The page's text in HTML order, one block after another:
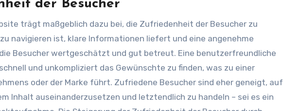
der Besucher
trägt maßgeblich dazu bei, die Zufriedenheit der Besucher zu
navigieren ist, klare Informationen liefert und eine angenehme
Besucher wertgeschätzt und gut betreut. Eine benutzerfreundliche
und unkompliziert das Gewünschte zu finden, was zu einer
oder der Marke führt. Zufriedene Besucher sind eher geneigt, auf
Inhalt auseinanderzusetzen und letztendlich zu handeln – sei es ein